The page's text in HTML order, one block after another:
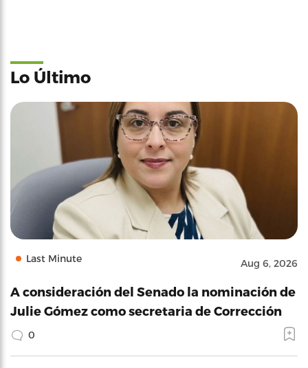
Lo Último
Last Minute Aug 6, 2026
A consideración del Senado la nominación de
Julie Gómez como secretaria de Corrección
0